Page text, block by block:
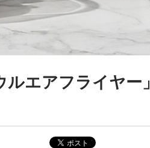
エアフライヤー」